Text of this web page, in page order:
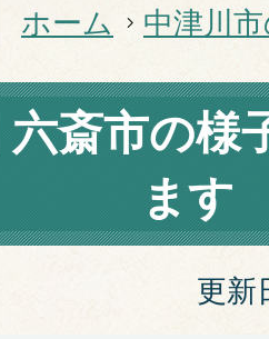
ホーム 中津川
斎市の様
ます
更新